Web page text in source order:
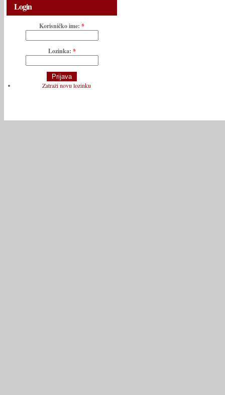
Login
Korisničko ime: *
Lozinka: *
Zatraži novu lozinku